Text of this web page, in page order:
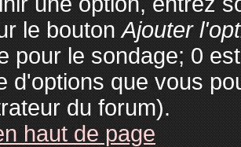
le boutonAjouter
pour le sondage; 0
d'options que vous
du forum).
haut de page